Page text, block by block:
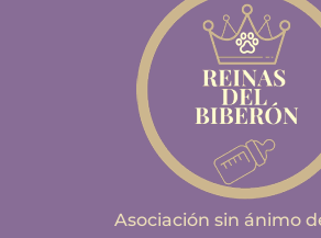
Asociación sin ánimo